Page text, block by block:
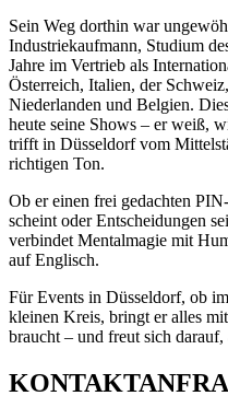
Sein Weg dorthin war
Industriekaufmann, Studium
Jahre im Vertrieb als
Österreich, Italien, der
Niederlanden und Belgien.
heute seine Shows – er weiß,
trifft in Düsseldorf vom
richtigen Ton.
Ob er einen frei gedachten
scheint oder Entscheidungen
verbindet Mentalmagie mit
auf Englisch.
Für Events in Düsseldorf, ob
kleinen Kreis, bringt er alles
braucht – und freut sich